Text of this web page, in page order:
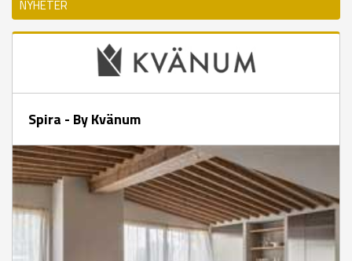
NYHETER
Spira - By Kvänum